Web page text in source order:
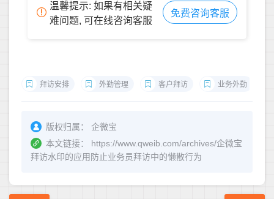
温馨提示: 如果有相关疑
难问题, 可在线咨询客服
免费咨询客服
拜访安排 外勤管理 客户拜访 业务外勤
版权归属：
企微宝
本文链接：
https://www.qweib.com/archives/企微宝
拜访水印的应用防止业务员拜访中的懒散行为